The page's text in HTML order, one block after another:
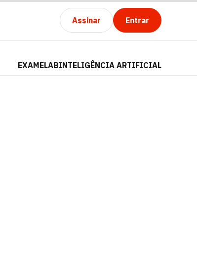
Assinar Entrar
EXAMELABINTELIGÊNCIA ARTIFICIAL